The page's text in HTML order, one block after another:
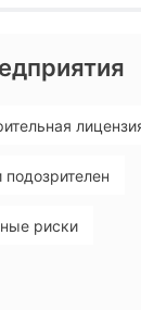
подозрителен
риски